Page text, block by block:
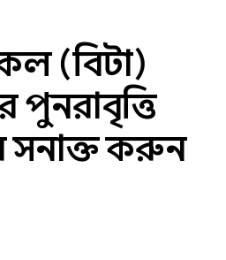
(বিটা)
পুনরাবৃত্তি
সনাক্ত করুন